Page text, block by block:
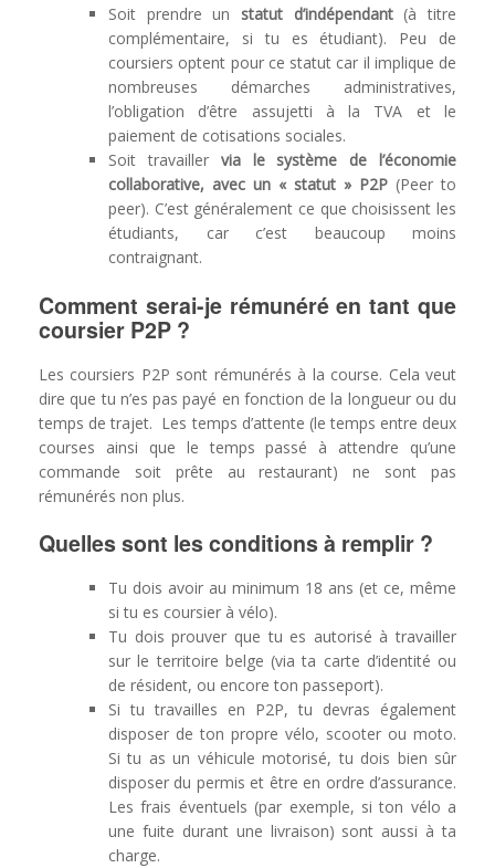
Soit prendre un statut d’indépendant (à titre
complémentaire, si tu es étudiant). Peu de
coursiers optent pour ce statut car il implique de
nombreuses démarches administratives,
l’obligation d’être assujetti à la TVA et le
paiement de cotisations sociales.
Soit travailler via le système de l’économie
collaborative, avec un « statut » P2P (Peer to
peer). C’est généralement ce que choisissent les
étudiants, car c’est beaucoup moins
contraignant.
Comment serai-je rémunéré en tant que
coursier P2P ?
Les coursiers P2P sont rémunérés à la course. Cela veut
dire que tu n’es pas payé en fonction de la longueur ou du
temps de trajet. Les temps d’attente (le temps entre deux
courses ainsi que le temps passé à attendre qu’une
commande soit prête au restaurant) ne sont pas
rémunérés non plus.
Quelles sont les conditions à remplir ?
Tu dois avoir au minimum 18 ans (et ce, même
si tu es coursier à vélo).
Tu dois prouver que tu es autorisé à travailler
sur le territoire belge (via ta carte d’identité ou
de résident, ou encore ton passeport).
Si tu travailles en P2P, tu devras également
disposer de ton propre vélo, scooter ou moto.
Si tu as un véhicule motorisé, tu dois bien sûr
disposer du permis et être en ordre d’assurance.
Les frais éventuels (par exemple, si ton vélo a
une fuite durant une livraison) sont aussi à ta
charge.